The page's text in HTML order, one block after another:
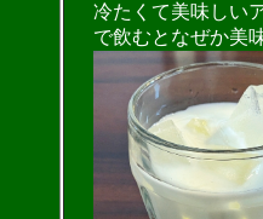
冷たくて美味しい
で飲むとなぜか美